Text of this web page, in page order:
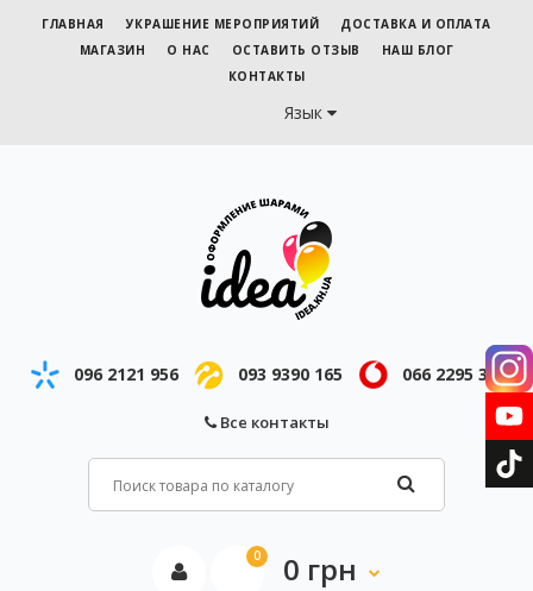
ГЛАВНАЯ УКРАШЕНИЕ МЕРОПРИЯТИЙ
ДОСТАВКА И ОПЛАТА
МАГАЗИН
О НАС ОСТАВИТЬ ОТЗЫВ
НАШ БЛОГ
КОНТАКТЫ
Язык
096 2121 956 093 9390 165 066 2295 343
Все контакты
0 0 грн